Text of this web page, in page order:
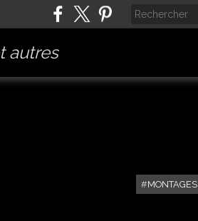
autres
MONTAGES
AMX 30 B2 [HELLER] PARTIE 8